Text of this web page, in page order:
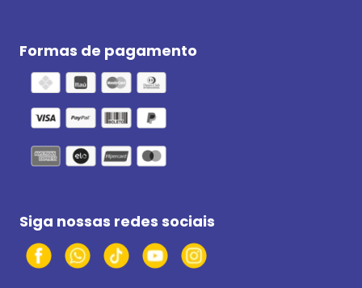
Formas de pagamento
Siga nossas redes sociais